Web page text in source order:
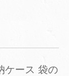
ケース 袋の